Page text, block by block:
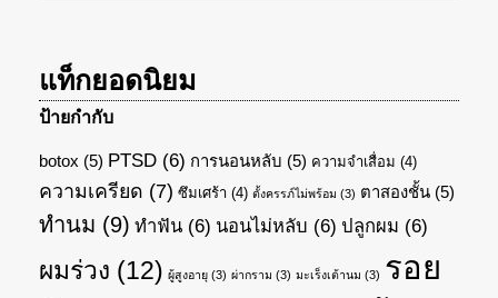
แท็กยอดนิยม
ป้ายกำกับ
botox (5) PTSD (6) การนอนหลับ (5) ความจำเสื่อม (4)
ความเครียด (7) ซึมเศร้า (4) ตั้งครรภ์ไม่พร้อม (3) ตาสองชั้น (5)
ทำนม (9) ทำฟัน (6) นอนไม่หลับ (6) ปลูกผม (6)
ผมร่วง (12) ผู้สูงอายุ (3) ผ่ากราม (3) มะเร็งเต้านม (3) รอย